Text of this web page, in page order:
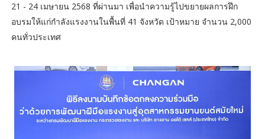
21 - 24 เมษายน 2568 ที่ผ่านมา เพื่อนำความรู้ไปขยายผลการฝึก
อบรมให้แก่กำลังแรงงานในพื้นที่ 41 จังหวัด เป้าหมาย จำนวน 2,000
คนทั่วประเทศ